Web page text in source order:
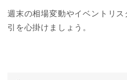
週末の相場変動やイベントリス
引を心掛けましょう。